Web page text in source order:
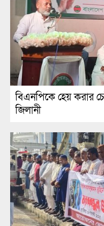
বিএনপিকে হেয় করার
জিলানী